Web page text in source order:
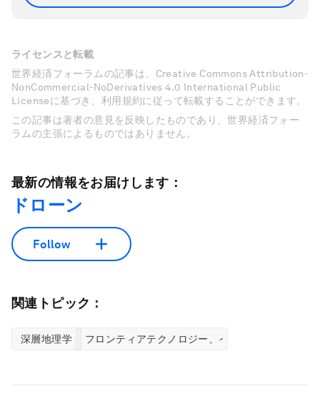
ライセンスと転載
世界経済フォーラムの記事は、Creative Commons Attribution-
NonCommercial-NoDerivatives 4.0 International Public
Licenseに基づき、利用規約に従って転載することができます。
この記事は著者の意見を反映したものであり、世界経済フォー
ラムの主張によるものではありません。
最新の情報をお届けします：
ドローン
Follow
関連トピック：
深層地理学 フロンティアテクノロジー、イノベーションセン